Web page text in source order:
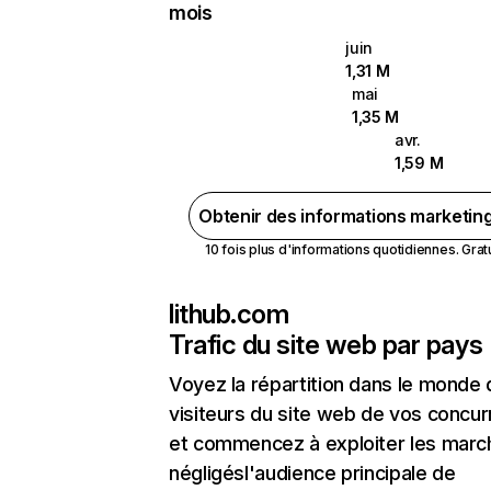
mois
juin
1,31 M
mai
1,35 M
avr.
1,59 M
Obtenir des informations
10 fois plus d'informations quotidiennes.
lithub.com
Trafic du site web par pays
Voyez la répartition dans le monde
visiteurs du site web de vos
et commencez à exploiter les
négligésl'audience principale de